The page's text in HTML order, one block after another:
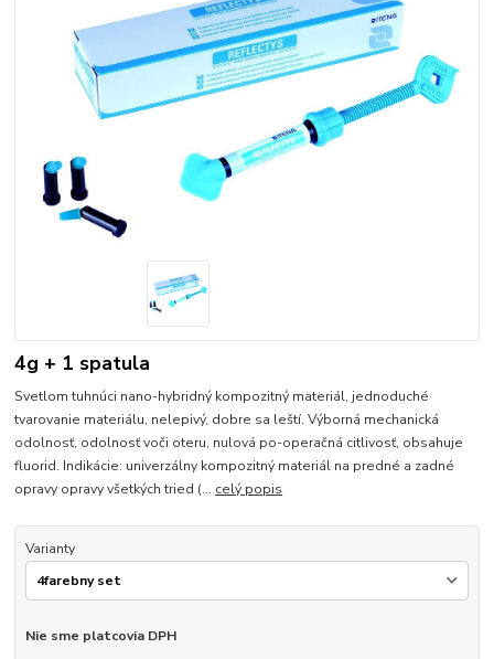
4g + 1 spatula
Svetlom tuhnúci nano-hybridný kompozitný materiál, jednoduché
tvarovanie materiálu, nelepivý, dobre sa leští. Výborná mechanická
odolnosť, odolnosť voči oteru, nulová po-operačná citlivosť, obsahuje
fluorid. Indikácie: univerzálny kompozitný materiál na predné a zadné
opravy opravy všetkých tried (... celý popis
Varianty
Nie sme platcovia DPH